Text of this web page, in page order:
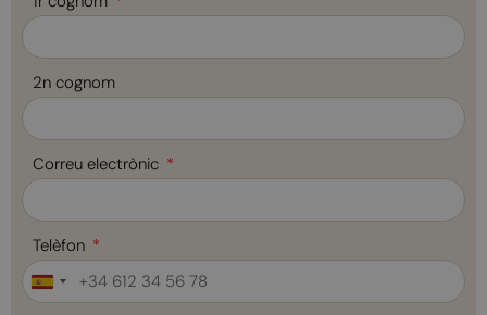
2n cognom
Correu electrònic
Telèfon
Spain